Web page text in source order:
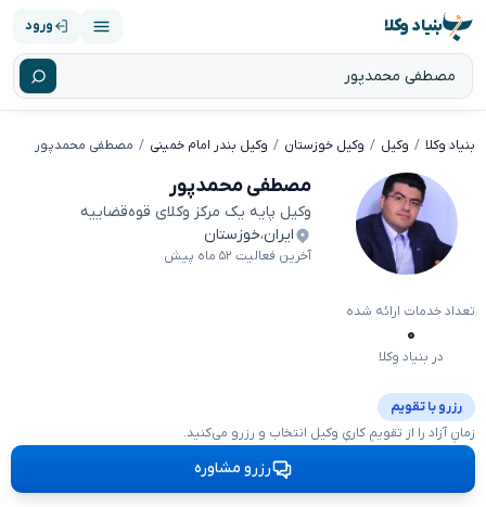
بنیاد وکلا ورود
بنیاد وکلا وکیل وکیل خوزستان وکیل بندر امام خمینی مصطفی محمدپور
مصطفی محمدپور
وکیل پایه یک مرکز وکلای قوه‌قضاییه
ایران،خوزستان
آخرین فعالیت ۵۲ ماه پیش
تعداد خدمات ارائه شده
۰
در بنیاد وکلا
رزرو با تقویم
زمانِ آزاد را از تقویمِ کاریِ وکیل انتخاب و رزرو می‌کنید.
رزرو مشاوره